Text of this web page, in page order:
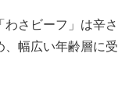
わさビーフ」は辛
、幅広い年齢層に